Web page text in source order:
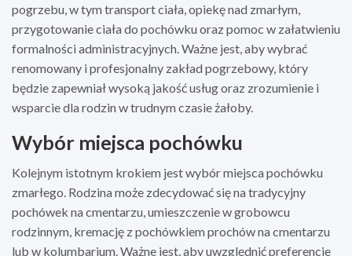
pogrzebu, w tym transport ciała, opiekę nad zmarłym,
przygotowanie ciała do pochówku oraz pomoc w załatwieniu
formalności administracyjnych. Ważne jest, aby wybrać
renomowany i profesjonalny zakład pogrzebowy, który
będzie zapewniał wysoką jakość usług oraz zrozumienie i
wsparcie dla rodzin w trudnym czasie żałoby.
Wybór miejsca pochówku
Kolejnym istotnym krokiem jest wybór miejsca pochówku
zmarłego. Rodzina może zdecydować się na tradycyjny
pochówek na cmentarzu, umieszczenie w grobowcu
rodzinnym, kremację z pochówkiem prochów na cmentarzu
lub w kolumbarium. Ważne jest, aby uwzględnić preferencje